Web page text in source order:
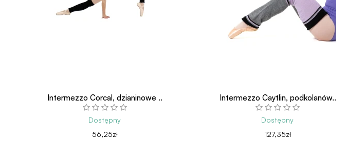
Intermezzo Corcal, dzianinowe ..
Dostępny
56,25zł
Intermezzo Caytlin, podkolanów..
Dostępny
127,35zł